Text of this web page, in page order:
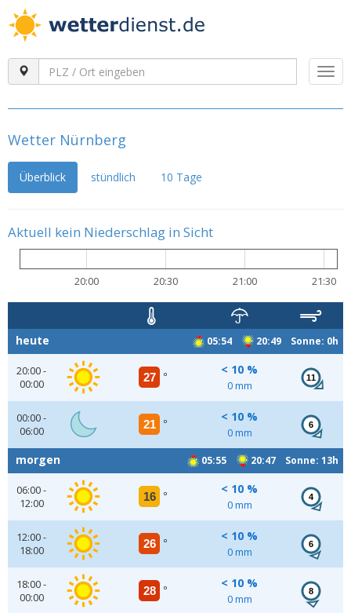
Wetter Nürnberg
Überblick stündlich 10 Tage
Aktuell kein Niederschlag in Sicht
20:00 20:30 21:00 21:30
05:54 20:49 Sonne: 0h
heute
20:00 -
00:00
27 °
< 10 %
0 mm
11
00:00 -
06:00
21 °
< 10 %
0 mm
6
05:55 20:47 Sonne: 13h
morgen
06:00 -
12:00
16 °
< 10 %
0 mm
4
12:00 -
18:00
26 °
< 10 %
0 mm
6
18:00 -
00:00
28 °
< 10 %
0 mm
8